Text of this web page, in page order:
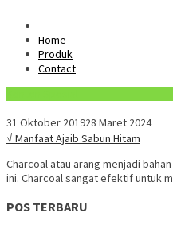
Home
Produk
Contact
31 Oktober 201928 Maret 2024
√ Manfaat Ajaib Sabun Hitam
Charcoal atau arang menjadi
ini. Charcoal sangat efektif untuk
POS TERBARU